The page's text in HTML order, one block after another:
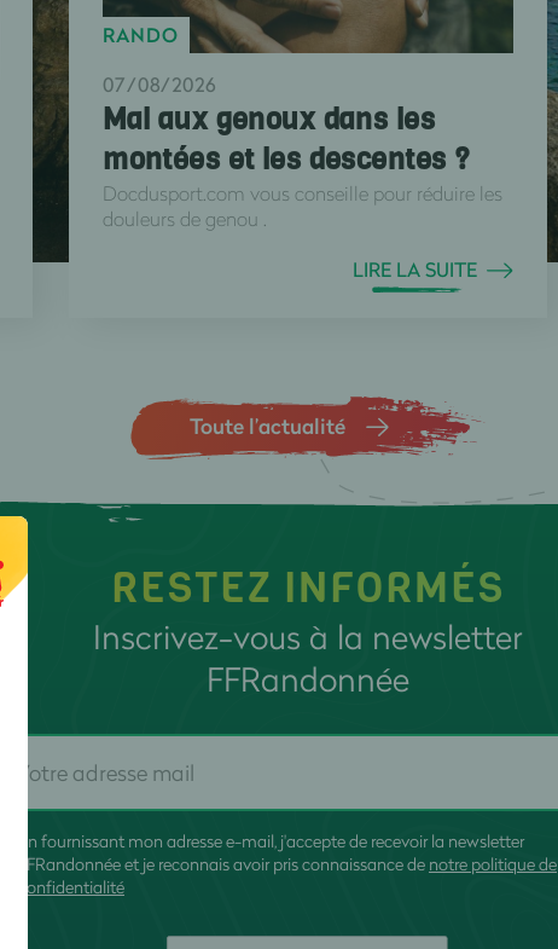
RANDO
07/08/2026
Mal aux genoux dans les
montées et les descentes ?
Docdusport.com vous conseille pour réduire les
douleurs de genou .
LIRE LA SUITE
Toute l’actualité
RESTEZ INFORMÉS
Inscrivez-vous à la newsletter
FFRandonnée
En fournissant mon adresse e-mail, j'accepte de recevoir la newsletter
FFRandonnée et je reconnais avoir pris connaissance de notre politique de
confidentialité